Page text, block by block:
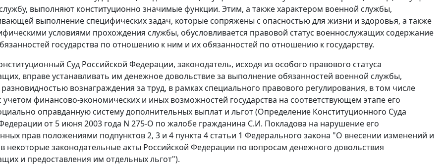
выполняют конституционно значимые функции. Этим, а также характером военной службы,
выполнение специфических задач, которые сопряжены с опасностью для жизни и здоровья, а также
условиями прохождения службы, обусловливается правовой статус военнослужащих содержание
государства по отношению к ним и их обязанностей по отношению к государству.
Суд Российской Федерации, законодатель, исходя из особого правового статуса
вправе устанавливать им денежное довольствие за выполнение обязанностей военной службы,
вознаграждения за труд, в рамках специального правового регулирования, в том числе
учетом финансово-экономических и иных возможностей государства на соответствующем этапе его
оправданную систему дополнительных выплат и льгот (Определение Конституционного Суда
от 5 июня 2003 года N 275-О по жалобе гражданина С.И. Покладова на нарушение его
прав положениями подпунктов 2, 3 и 4 пункта 4 статьи 1 Федерального закона "О внесении изменений и
некоторые законодательные акты Российской Федерации по вопросам денежного довольствия
и предоставления им отдельных льгот").